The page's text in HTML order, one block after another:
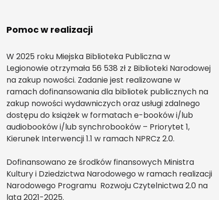
Pomoc w realizacji
W 2025 roku Miejska Biblioteka Publiczna w
Legionowie otrzymała 56 538 zł z Biblioteki Narodowej
na zakup nowości. Zadanie jest realizowane w
ramach dofinansowania dla bibliotek publicznych na
zakup nowości wydawniczych oraz usługi zdalnego
dostępu do książek w formatach e-booków i/lub
audiobooków i/lub synchrobooków – Priorytet 1,
Kierunek Interwencji 1.1 w ramach NPRCz 2.0.
Dofinansowano ze środków finansowych Ministra
Kultury i Dziedzictwa Narodowego w ramach realizacji
Narodowego Programu Rozwoju Czytelnictwa 2.0 na
lata 2021-2025.